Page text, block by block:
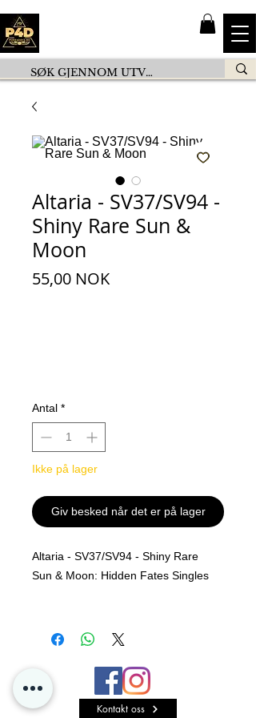
Altaria - SV37/SV94 -
Shiny Rare Sun &
Moon
55,00 NOKPris
Antal *
Ikke på lager
Giv besked når det er på lager
Altaria - SV37/SV94 - Shiny Rare
Sun & Moon: Hidden Fates Singles
RarityShiny Rare
Alle kjøp er Final og er ingen retur
polise på løs kort hos oss i P4D.
Kontakt oss